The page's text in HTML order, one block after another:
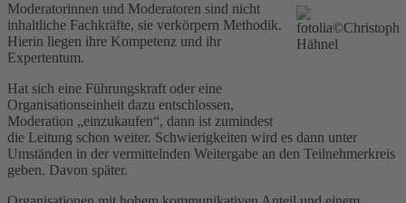
Moderatorinnen und Moderatoren sind nicht
inhaltliche Fachkräfte, sie verkörpern Methodik.
Hierin liegen ihre Kompetenz und ihr
Expertentum.
Hat sich eine Führungskraft oder eine
Organisationseinheit dazu entschlossen,
Moderation „einzukaufen“, dann ist zumindest
die Leitung schon weiter. Schwierigkeiten wird es dann unter
Umständen in der vermittelnden Weitergabe an den Teilnehmerkreis
geben. Davon später.